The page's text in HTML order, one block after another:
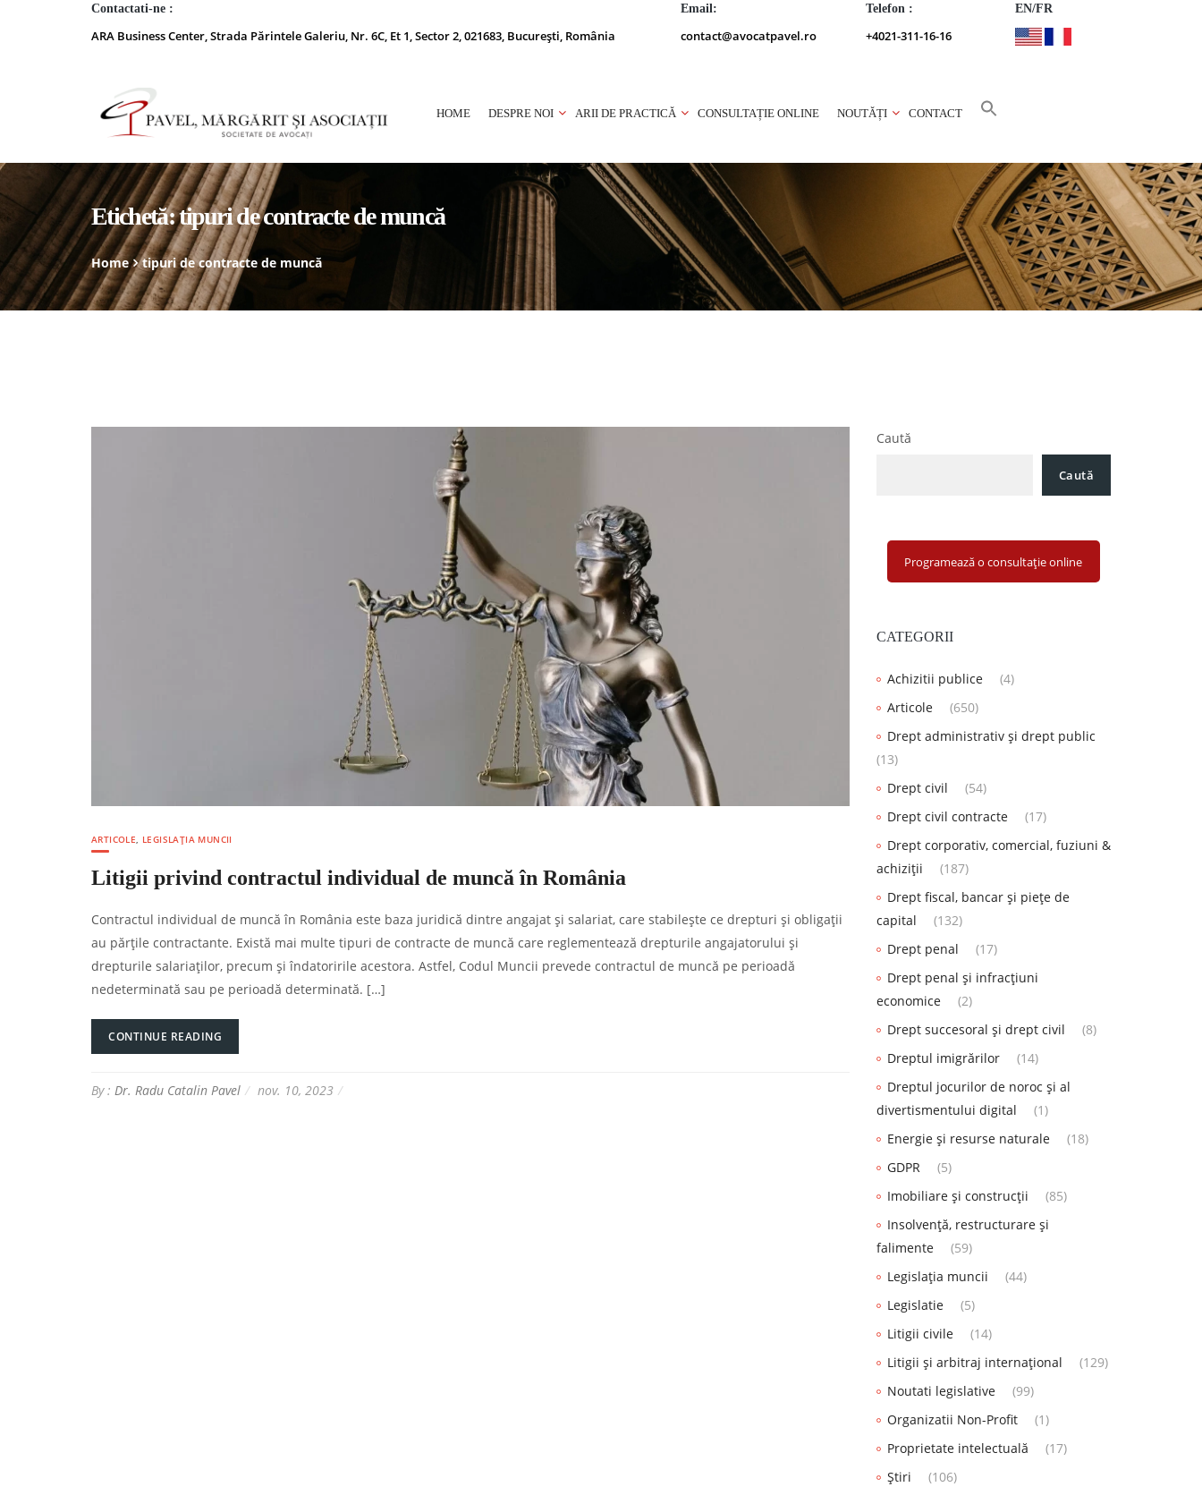
Contactati-ne :
ARA Business Center, Strada Părintele Galeriu, Nr. 6C, Et 1, Sector 2, 021683, București, România
Email:
contact@avocatpavel.ro
Telefon :
+4021-311-16-16
EN/FR
HOME DESPRE NOI ARII DE PRACTICĂ CONSULTAȚIE ONLINE NOUTĂȚI CONTACT
Etichetă:tipuri de contracte de muncă
Home tipuri de contracte de muncă
ARTICOLE LEGISLAȚIA MUNCII
Litigii privind contractul individual de muncă în România
Contractul individual de muncă în România este baza juridică dintre angajat și salariat, care stabilește ce drepturi și obligații
au părțile contractante. Există mai multe tipuri de contracte de muncă care reglementează drepturile angajatorului și
drepturile salariaților, precum și îndatoririle acestora. Astfel, Codul Muncii prevede contractul de muncă pe perioadă
nedeterminată sau pe perioadă determinată. […]
CONTINUE READING
By : Dr. Radu Catalin Pavel nov. 10, 2023
Caută
Caută
Programează o consultație online
CATEGORII
Achizitii publice
(4)
Articole
(650)
Drept administrativ și drept public
(13)
Drept civil
(54)
Drept civil contracte
(17)
Drept corporativ, comercial, fuziuni &
achiziții
(187)
Drept fiscal, bancar și piețe de
capital
(132)
Drept penal
(17)
Drept penal și infracțiuni
economice
(2)
Drept succesoral și drept civil
(8)
Dreptul imigrărilor
(14)
Dreptul jocurilor de noroc și al
divertismentului digital
(1)
Energie și resurse naturale
(18)
GDPR
(5)
Imobiliare și construcții
(85)
Insolvență, restructurare și
falimente
(59)
Legislația muncii
(44)
Legislatie
(5)
Litigii civile
(14)
Litigii și arbitraj internațional
(129)
Noutati legislative
(99)
Organizatii Non-Profit
(1)
Proprietate intelectuală
(17)
Știri
(106)